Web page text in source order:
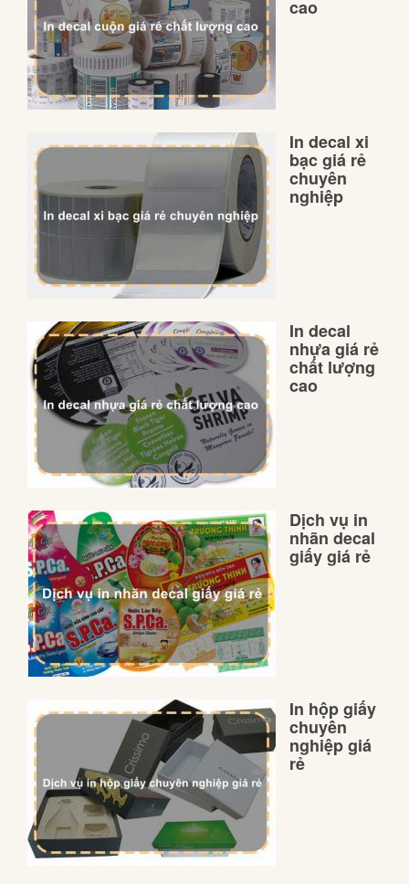
cao
In decal xi
bạc giá rẻ
chuyên
nghiệp
In decal
nhựa giá rẻ
chất lượng
cao
Dịch vụ in
nhãn decal
giấy giá rẻ
In hộp giấy
chuyên
nghiệp giá
rẻ